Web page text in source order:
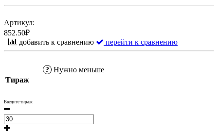
Артикул:
852.50₽
добавить к сравнению
перейти к сравнению
Тираж
? Нужно меньше
Введите тираж: